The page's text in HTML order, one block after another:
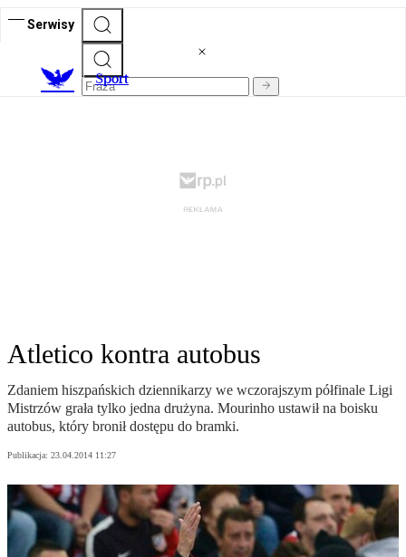
Serwisy
Sport
Atletico kontra autobus
Zdaniem hiszpańskich dziennikarzy we wczorajszym półfinale Ligi
Mistrzów grała tylko jedna drużyna. Mourinho ustawił na boisku
autobus, który bronił dostępu do bramki.
Publikacja: 23.04.2014 11:27